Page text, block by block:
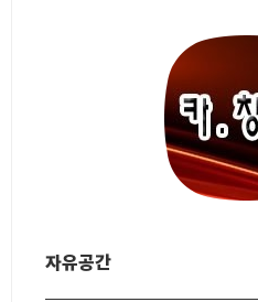
자유공간